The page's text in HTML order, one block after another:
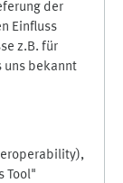
der
Einfluss
z.B. für
uns bekannt
Tool"